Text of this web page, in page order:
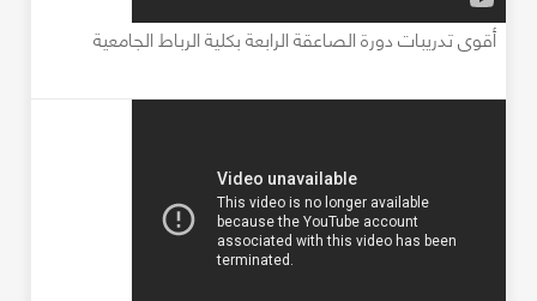
أقوى تدريبات دورة الصاعقة الرابعة بكلية الرباط الجامعية